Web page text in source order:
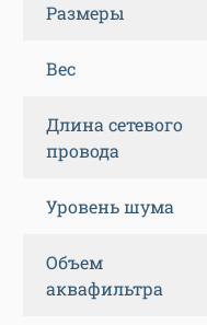
Размеры
Вес
Длина сетевого
провода
Уровень шума
Объем
аквафильтра